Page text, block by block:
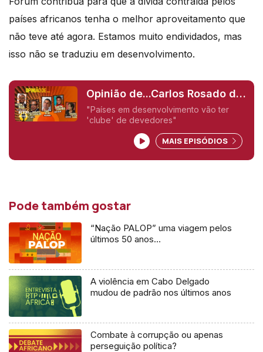
países africanos tenha o melhor aproveitamento que
não teve até agora. Estamos muito endividados, mas
isso não se traduziu em desenvolvimento.
Opinião de...Carlos Rosado de
Carvalho (Angola),
"Países em desenvolvimento vão ter
'clube' de devedores"
MAIS EPISÓDIOS
Pode também gostar
“Nação PALOP” uma viagem pelos
últimos 50 anos…
A violência em Cabo Delgado
mudou de padrão nos últimos anos
Combate à corrupção ou apenas
perseguição política?